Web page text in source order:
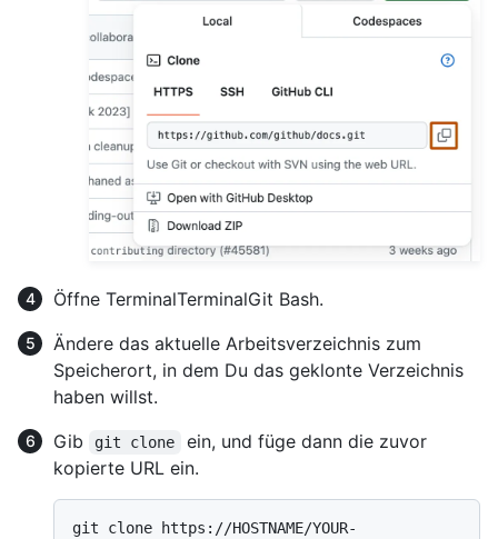
Öffne TerminalTerminalGit Bash.
Ändere das aktuelle Arbeitsverzeichnis zum
Speicherort, in dem Du das geklonte Verzeichnis
haben willst.
Gib
git clone
ein, und füge dann die zuvor
kopierte URL ein.
git clone https://HOSTNAME/YOUR-